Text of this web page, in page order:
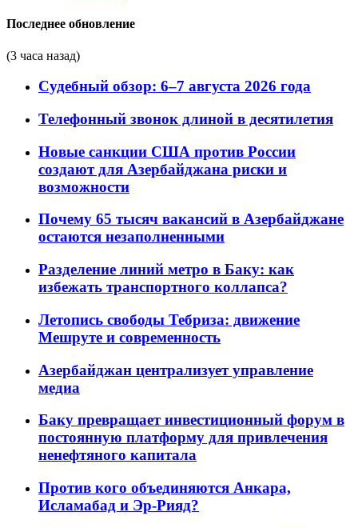
Последнее обновление
(3 часа назад)
Судебный обзор: 6–7 августа 2026 года
Телефонный звонок длиной в десятилетия
Новые санкции США против России
создают для Азербайджана риски и
возможности
Почему 65 тысяч вакансий в Азербайджане
остаются незаполненными
Разделение линий метро в Баку: как
избежать транспортного коллапса?
Летопись свободы Тебриза: движение
Мешруте и современность
Азербайджан централизует управление
медиа
Баку превращает инвестиционный форум в
постоянную платформу для привлечения
ненефтяного капитала
Против кого объединяются Анкара,
Исламабад и Эр-Рияд?